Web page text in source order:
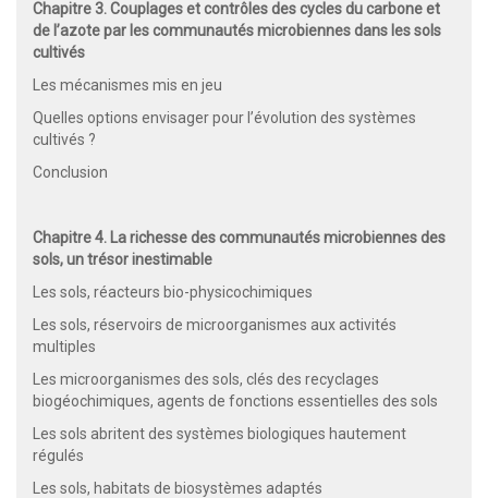
Chapitre 3. Couplages et contrôles des cycles du carbone et
de l’azote par les communautés microbiennes dans les sols
cultivés
Les mécanismes mis en jeu
Quelles options envisager pour l’évolution des systèmes
cultivés ?
Conclusion
Chapitre 4. La richesse des communautés microbiennes des
sols, un trésor inestimable
Les sols, réacteurs bio-physicochimiques
Les sols, réservoirs de microorganismes aux activités
multiples
Les microorganismes des sols, clés des recyclages
biogéochimiques, agents de fonctions essentielles des sols
Les sols abritent des systèmes biologiques hautement
régulés
Les sols, habitats de biosystèmes adaptés